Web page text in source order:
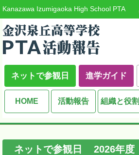
Kanazawa Izumigaoka High School PTA
ネットで参観日 進学ガイド
HOME 活動報告 組織と役割
ネットで参観日 2026年度